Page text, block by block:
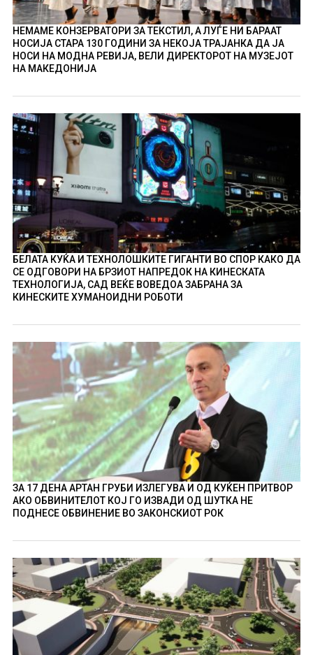
НЕМАМЕ КОНЗЕРВАТОРИ ЗА ТЕКСТИЛ, А ЛУЃЕ НИ БАРААТ
НОСИЈА СТАРА 130 ГОДИНИ ЗА НЕКОЈА ТРАЈАНКА ДА ЈА
НОСИ НА МОДНА РЕВИЈА, ВЕЛИ ДИРЕКТОРОТ НА МУЗЕЈОТ
НА МАКЕДОНИЈА
БЕЛАТА КУЌА И ТЕХНОЛОШКИТЕ ГИГАНТИ ВО СПОР КАКО ДА
СЕ ОДГОВОРИ НА БРЗИОТ НАПРЕДОК НА КИНЕСКАТА
ТЕХНОЛОГИЈА, САД ВЕЌЕ ВОВЕДОА ЗАБРАНА ЗА
КИНЕСКИТЕ ХУМАНОИДНИ РОБОТИ
ЗА 17 ДЕНА АРТАН ГРУБИ ИЗЛЕГУВА И ОД КУЌЕН ПРИТВОР
АКО ОБВИНИТЕЛОТ КОЈ ГО ИЗВАДИ ОД ШУТКА НЕ
ПОДНЕСЕ ОБВИНЕНИЕ ВО ЗАКОНСКИОТ РОК